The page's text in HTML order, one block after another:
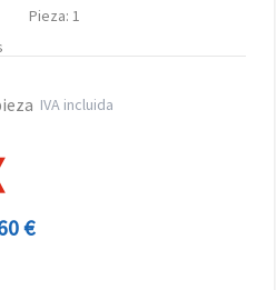
Pieza: 1
IVA incluida
€